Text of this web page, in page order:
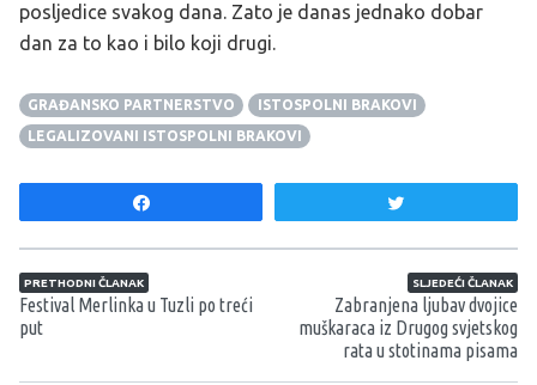
posljedice svakog dana. Zato je danas jednako dobar
dan za to kao i bilo koji drugi.
GRAĐANSKO PARTNERSTVO
ISTOSPOLNI BRAKOVI
LEGALIZOVANI ISTOSPOLNI BRAKOVI
Navigacija članaka
PRETHODNI ČLANAK
Festival Merlinka u Tuzli po treći
put
SLJEDEĆI ČLANAK
Zabranjena ljubav dvojice
muškaraca iz Drugog svjetskog
rata u stotinama pisama